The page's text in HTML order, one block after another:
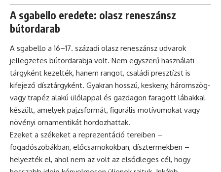
A sgabello eredete: olasz reneszánsz
bútordarab
A sgabello a 16–17. századi olasz reneszánsz udvarok
jellegzetes bútordarabja volt. Nem egyszerű használati
tárgyként kezelték, hanem rangot, családi presztízst is
kifejező dísztárgyként. Gyakran hosszú, keskeny, háromszög-
vagy trapéz alakú ülőlappal és gazdagon faragott lábakkal
készült, amelyek pajzsformát, figurális motívumokat vagy
növényi ornamentikát hordozhattak.
Ezeket a székeket a reprezentáció tereiben –
fogadószobákban, előcsarnokokban, dísztermekben –
helyezték el, ahol nem az volt az elsődleges cél, hogy